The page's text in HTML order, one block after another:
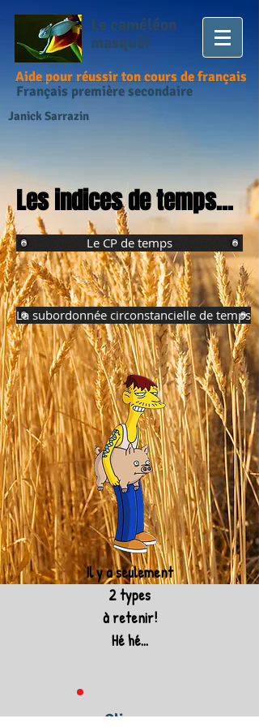
Le caméléon
masqué!
Aide pour réussir ton cours de français
Français première secondaire
Janick Sarrazin
Les indices de temps...
Le CP de temps
La subordonnée circonstancielle de temps
Il y a seulement
2 types
à retenir!
Hé hé...
Cliquez